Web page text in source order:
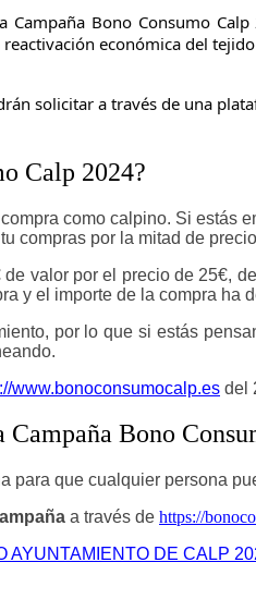
Bono Consumo
económica del
solicitar a través de una
Calp 2024?
como calpino. Si estás
compras por la mitad de
valor por el precio de 25€,
y el importe de la compra ha
por lo que si estás
www.bonoconsumocalp.es del
Campaña Bono
para que cualquier persona
a través de https://
DE CALP